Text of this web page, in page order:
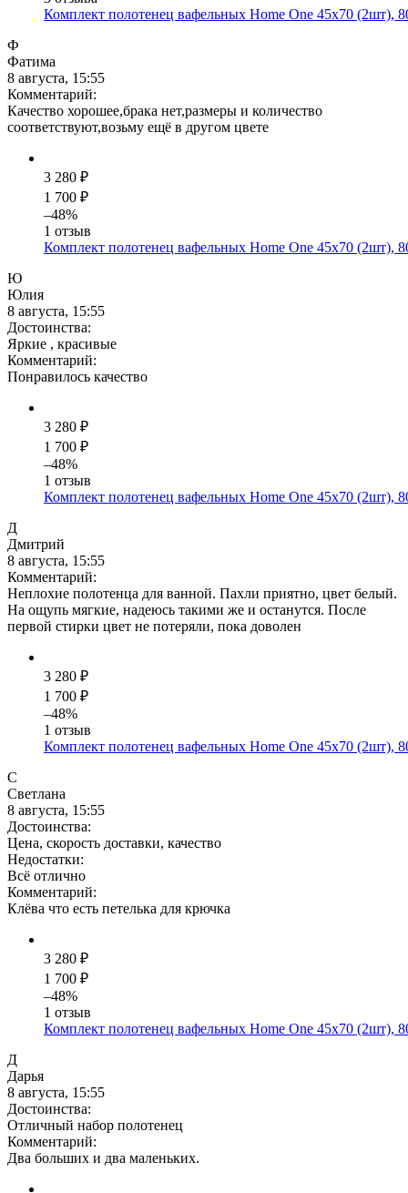
Комплект полотенец вафельных Home One 45х70 (2шт),
Ф
Фатима
8 августа, 15:55
Комментарий:
Качество хорошее,брака нет,размеры и количество
соответствуют,возьму ещё в другом цвете
3 280 ₽
1 700 ₽
–48%
1 отзыв
Комплект полотенец вафельных Home One 45х70 (2шт),
Ю
Юлия
8 августа, 15:55
Достоинства:
Яркие , красивые
Комментарий:
Понравилось качество
3 280 ₽
1 700 ₽
–48%
1 отзыв
Комплект полотенец вафельных Home One 45х70 (2шт),
Д
Дмитрий
8 августа, 15:55
Комментарий:
Неплохие полотенца для ванной. Пахли приятно, цвет белый.
На ощупь мягкие, надеюсь такими же и останутся. После
первой стирки цвет не потеряли, пока доволен
3 280 ₽
1 700 ₽
–48%
1 отзыв
Комплект полотенец вафельных Home One 45х70 (2шт),
С
Светлана
8 августа, 15:55
Достоинства:
Цена, скорость доставки, качество
Недостатки:
Всё отлично
Комментарий:
Клёва что есть петелька для крючка
3 280 ₽
1 700 ₽
–48%
1 отзыв
Комплект полотенец вафельных Home One 45х70 (2шт),
Д
Дарья
8 августа, 15:55
Достоинства:
Отличный набор полотенец
Комментарий:
Два больших и два маленьких.